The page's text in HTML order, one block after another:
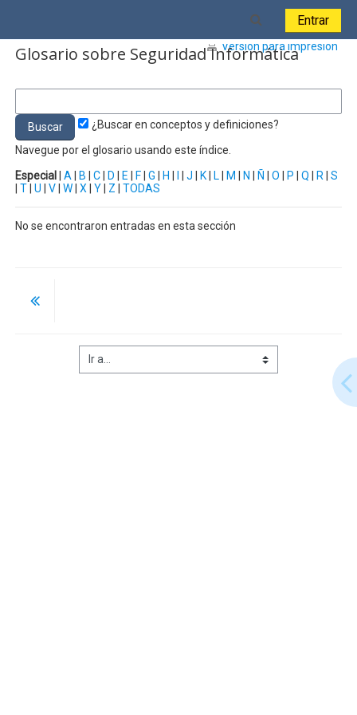
Toggle search
Entrar
Glosario sobre Seguridad Informática
Versión para impresión
¿Buscar en conceptos y definiciones?
Navegue por el glosario usando este índice.
Especial
|A B |C D E F |G H |J K L M N Ñ |O P |Q R |S
|T |U |V |W |X |Y Z |TODAS
No se encontraron entradas en esta sección
Ir a...